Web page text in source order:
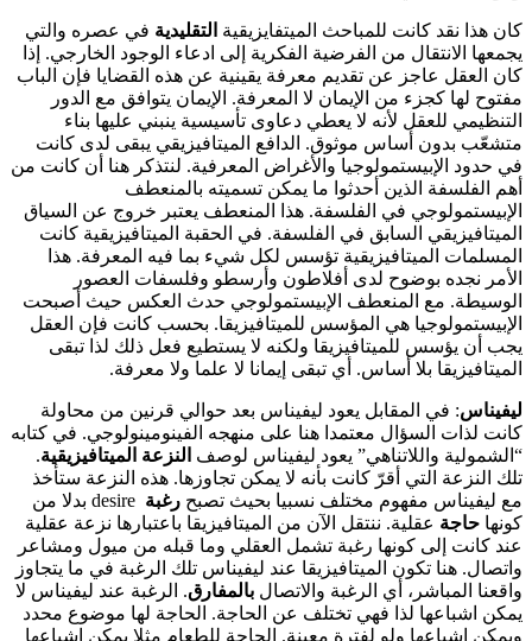
كان هذا نقد كانت للمباحث الميتفايزيقية التقليدية في عصره والتي
يجمعها الانتقال من الفرضية الفكرية إلى ادعاء الوجود الخارجي. إذا
كان العقل عاجز عن تقديم معرفة يقينية عن هذه القضايا فإن الباب
مفتوح لها كجزء من الإيمان لا المعرفة. الإيمان يتوافق مع الدور
التنظيمي للعقل لأنه لا يعطي دعاوى تأسيسية ينبني عليها بناء
متشعّب بدون أساس موثوق. الدافع الميتافيزيقي يبقى لدى كانت
في حدود الإبيستمولوجيا والأغراض المعرفية. لنتذكر هنا أن كانت من
أهم الفلسفة الذين أحدثوا ما يمكن تسميته بالمنعطف
الإبيستمولوجي في الفلسفة. هذا المنعطف يعتبر خروج عن السياق
الميتافيزيقي السابق في الفلسفة. في الحقبة الميتافيزيقية كانت
المسلمات الميتافيزيقية تؤسس لكل شيء بما فيه المعرفة. هذا
الأمر نجده بوضوح لدى أفلاطون وأرسطو وفلسفات العصور
الوسيطة. مع المنعطف الإبيستمولوجي حدث العكس حيث أصبحت
الإبيستمولوجيا هي المؤسس للميتافيزيقا. بحسب كانت فإن العقل
يجب أن يؤسس للميتافيزيقا ولكنه لا يستطيع فعل ذلك لذا تبقى
الميتافيزيقا بلا أساس. أي تبقى إيمانا لا علما ولا معرفة.
ليفيناس: في المقابل يعود ليفيناس بعد حوالي قرنين من محاولة
كانت لذات السؤال معتمدا هنا على منهجه الفينومينولوجي. في كتابه
“الشمولية واللاتناهي” يعود ليفيناس لوصف النزعة الميتافيزيقية.
تلك النزعة التي أقرّ كانت بأنه لا يمكن تجاوزها. هذه النزعة ستأخذ
مع ليفيناس مفهوم مختلف نسبيا بحيث تصبح رغبة
desire بدلا من
كونها حاجة عقلية. ننتقل الآن من الميتافيزيقا باعتبارها نزعة عقلية
عند كانت إلى كونها رغبة تشمل العقلي وما قبله من ميول ومشاعر
واتصال. هنا تكون الميتافيزيقا عند ليفيناس تلك الرغبة في ما يتجاوز
واقعنا المباشر، أي الرغبة والاتصال بالمفارق. الرغبة عند ليفيناس لا
يمكن اشباعها لذا فهي تختلف عن الحاجة. الحاجة لها موضوع محدد
ويمكن إشباعها ولو لفترة معينة. الحاجة للطعام مثلا يمكن إشباعها